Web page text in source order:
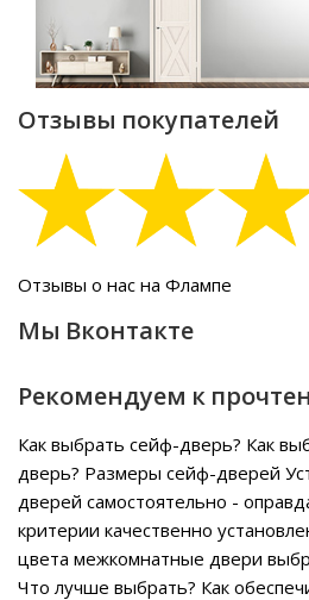
Отзывы покупателей
Отзывы о нас на Флампе
Мы Вконтакте
Рекомендуем к
Как выбрать сейф-дверь? Как
дверь? Размеры сейф-дверей
дверей самостоятельно -
критерии качественно
цвета межкомнатные двери
Что лучше выбрать? Как